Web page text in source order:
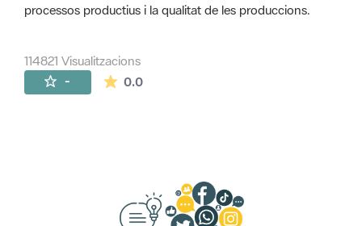
processos productius i la qualitat de les produccions.
114821 Visualitzacions
- 0.0La mitjana de les valoracions és de 0